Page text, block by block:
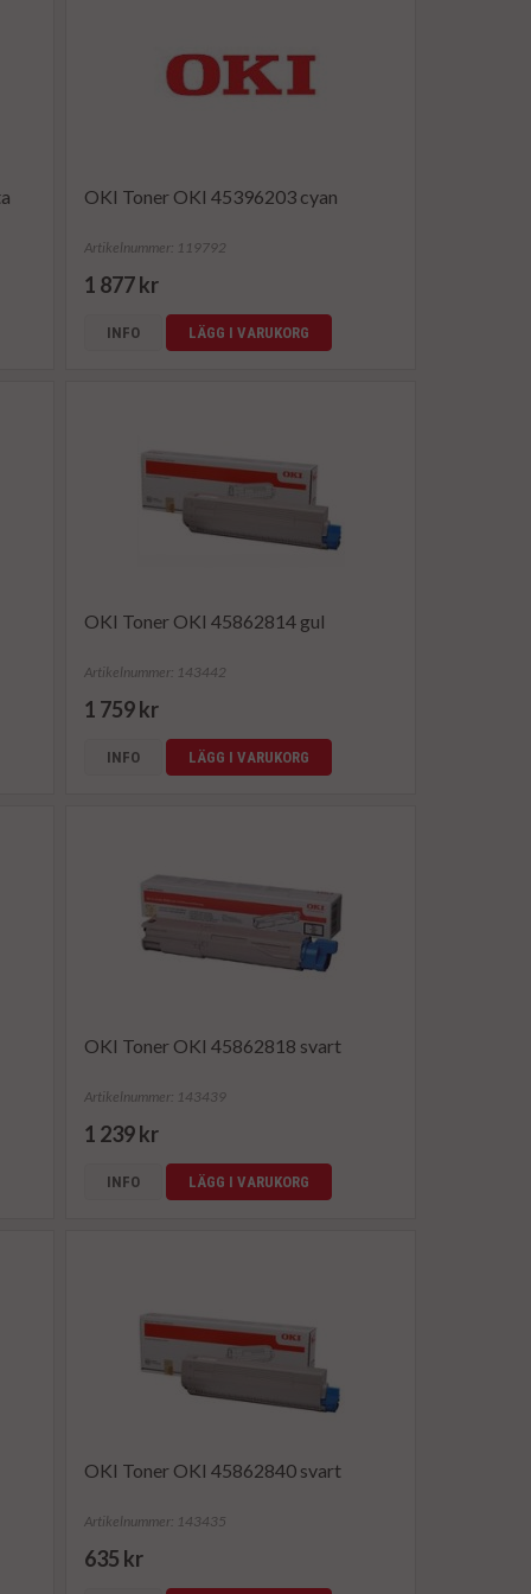
OKI Toner OKI 45396203 cyan
Artikelnummer: 119792
1 877 kr
INFO LÄGG I VARUKORG
OKI Toner OKI 45862814 gul
Artikelnummer: 143442
1 759 kr
INFO LÄGG I VARUKORG
OKI Toner OKI 45862818 svart
Artikelnummer: 143439
1 239 kr
INFO LÄGG I VARUKORG
OKI Toner OKI 45862840 svart
Artikelnummer: 143435
635 kr